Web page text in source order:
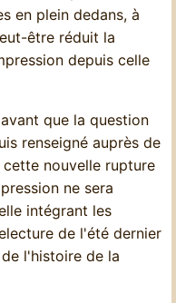
en plein dedans, à
être réduit la
depuis celle
que la question
renseigné auprès de
nouvelle rupture
ne sera
intégrant les
de l'été dernier
l'histoire de la